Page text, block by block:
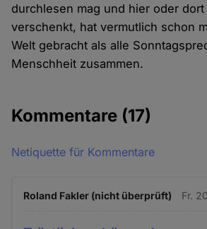
durchlesen mag und hier oder
verschenkt, hat vermutlich schon
Welt gebracht als alle
Menschheit zusammen.
Kommentare (17)
Netiquette für Kommentare
Roland Fakler (nicht überprüft) Fr.